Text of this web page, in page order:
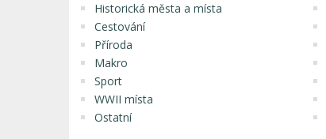
Historická města a místa
Cestování
Příroda
Makro
Sport
WWII místa
Ostatní